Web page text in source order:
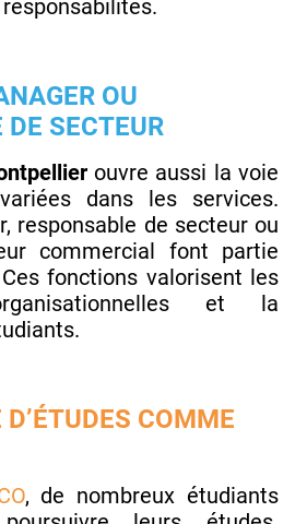
OU
SECTEUR
ouvre aussi la voie
dans les services.
responsable de secteur ou
commercial font partie
fonctions valorisent les
et la
COMME
, de nombreux étudiants